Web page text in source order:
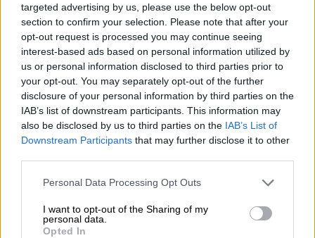
targeted advertising by us, please use the below opt-out
section to confirm your selection. Please note that after your
opt-out request is processed you may continue seeing
interest-based ads based on personal information utilized by
us or personal information disclosed to third parties prior to
your opt-out. You may separately opt-out of the further
disclosure of your personal information by third parties on the
IAB’s list of downstream participants. This information may
also be disclosed by us to third parties on the IAB’s List of
Downstream Participants that may further disclose it to other
Please note that this website/app uses one or more Google
not limited to your visit or usage behaviour. You may click to
grant or deny consent to Google and its third-party tags to
Personal Data Processing Opt Outs
I want to opt-out of the Sharing of my
personal data.
Opted In
Κόσμος|18.05.2023 20:13
Ανατροπή: Δεν βρέθηκαν τελικά τα
παιδιά στη ζούγκλα του Αμαζονίου -
Συνεχίζεται το θρίλερ μετά τη συντριβή
αεροσκάφους
Ο πρόεδρος της Κολομβίας διέψευσε την
πρώτη του ανάρτηση ότι είχαν βρεθεί -